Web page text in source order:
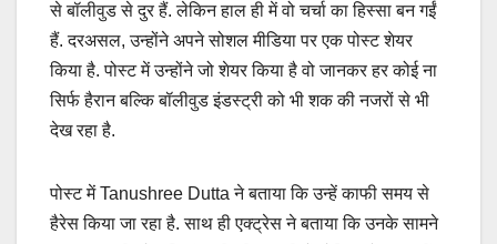
से बॉलीवुड से दुर हैं. लेकिन हाल ही में वो चर्चा का हिस्सा बन गईं
हैं. दरअसल, उन्होंने अपने सोशल मीडिया पर एक पोस्ट शेयर
किया है. पोस्ट में उन्होंने जो शेयर किया है वो जानकर हर कोई ना
सिर्फ हैरान बल्कि बॉलीवुड इंडस्ट्री को भी शक की नजरों से भी
देख रहा है.
पोस्ट में Tanushree Dutta ने बताया कि उन्हें काफी समय से
हैरेस किया जा रहा है. साथ ही एक्ट्रेस ने बताया कि उनके सामने